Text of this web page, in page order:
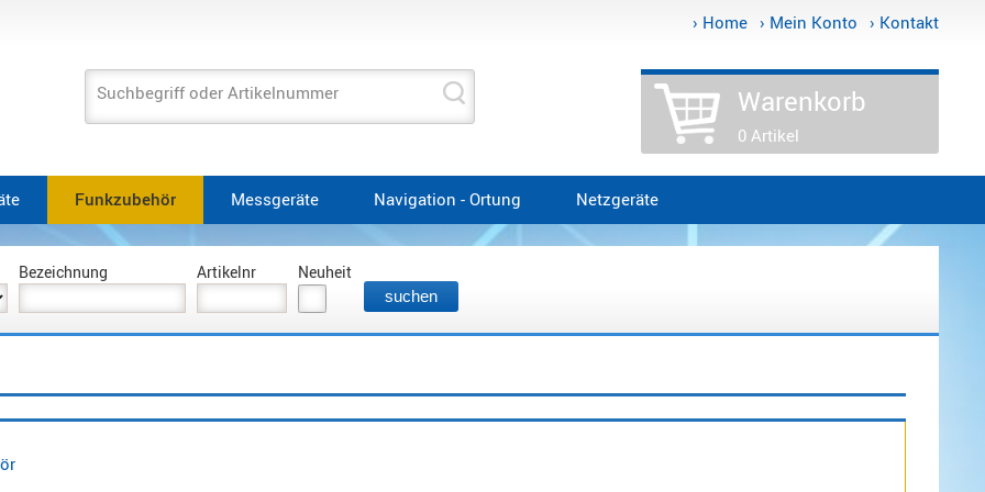
› Home › Mein Konto › Kontakt
Suchbegriff oder Artikelnummer Warenkorb
0 Artikel
Funkzubehör Messgeräte Navigation - Ortung Netzgeräte
Bezeichnung Artikelnr Neuheit